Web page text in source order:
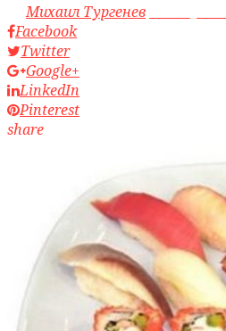
byМихаил Тургенев
Facebook
Twitter
Google+
LinkedIn
Pinterest
share